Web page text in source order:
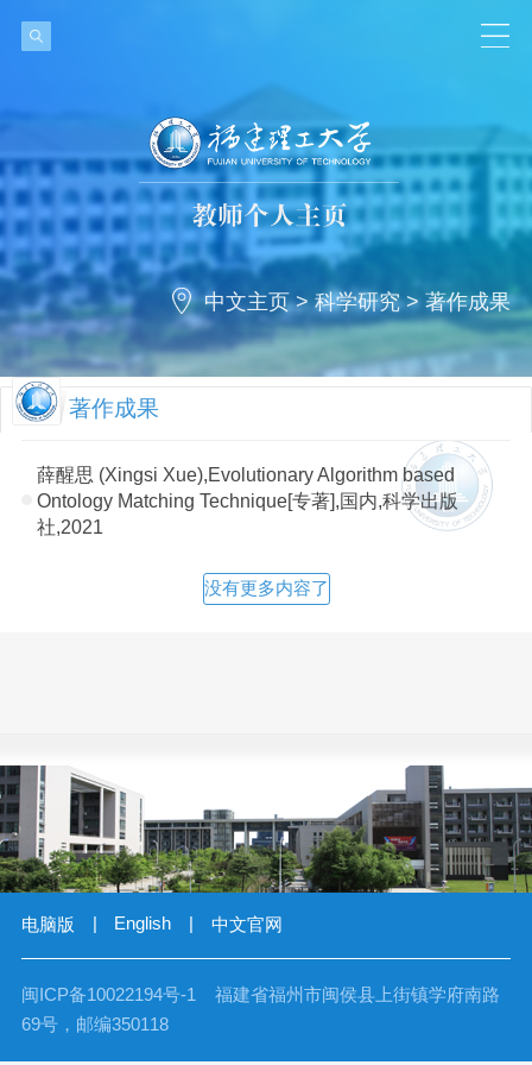
中文主页>科学研究>著作成果
著作成果
薛醒思 (Xingsi Xue),Evolutionary Algorithm based
Ontology Matching Technique[专著],国内,科学出版
社,2021
没有更多内容了
电脑版 English 中文官网
闽ICP备10022194号-1 福建省福州市闽侯县上街镇学府南路
69号，邮编350118